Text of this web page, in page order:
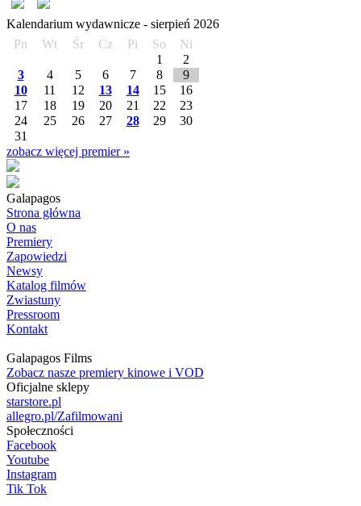
Kalendarium wydawnicze - sierpień 2026
Pn
Wt Śr Cz Pi So
Ni
1
2
3
4 5 6 7 8
9
10
11 12 13 14 15
16
17
18 19 20 21 22
23
24
25 26 27 28 29
30
31
zobacz więcej premier »
Galapagos
Strona główna
O nas
Premiery
Zapowiedzi
Newsy
Katalog filmów
Zwiastuny
Pressroom
Kontakt
Galapagos Films
Zobacz nasze premiery kinowe i VOD
Oficjalne sklepy
starstore.pl
allegro.pl/Zafilmowani
Społeczności
Facebook
Youtube
Instagram
Tik Tok